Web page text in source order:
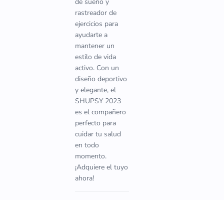
rastreador de
ejercicios para
ayudarte a
mantener un
estilo de vida
activo. Con un
diseño deportivo
y elegante, el
SHUPSY 2023
es el compañero
perfecto para
cuidar tu salud
en todo
momento.
¡Adquiere el tuyo
ahora!